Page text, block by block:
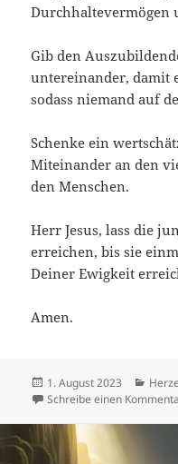
Durchhaltevermögen
Gib den
untereinander, damit
sodass niemand auf
Schenke ein
Miteinander an den
den Menschen.
Herr Jesus, lass die
erreichen, bis sie
Deiner Ewigkeit
Amen.
Veröffentlicht
am
1. August 2023
Schreibe einen